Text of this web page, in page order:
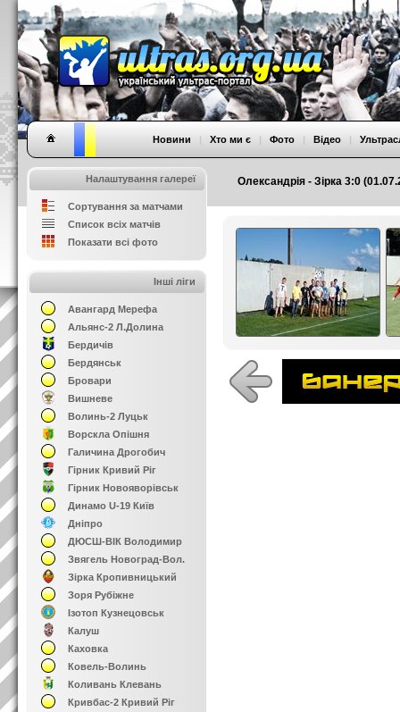
Олександрія - Зірка 3:0
Новини | Хто ми є | Фото | Відео |
Налаштування галереї
Сортування за матчами
Список всіх матчів
Показати всі фото
Інші ліги
Авангард Мерефа
Альянс-2 Л.Долина
Бердичів
Бердянськ
Бровари
Вишневе
Волинь-2 Луцьк
Ворскла Опішня
Галичина Дрогобич
Гірник Кривий Ріг
Гірник Новояворівськ
Динамо U-19 Київ
Дніпро
ДЮСШ-ВІК Володимир
Звягель Новоград-Вол.
Зірка Кропивницький
Зоря Рубіжне
Ізотоп Кузнецовськ
Калуш
Каховка
Ковель-Волинь
Коливань Клевань
Кривбас-2 Кривий Ріг